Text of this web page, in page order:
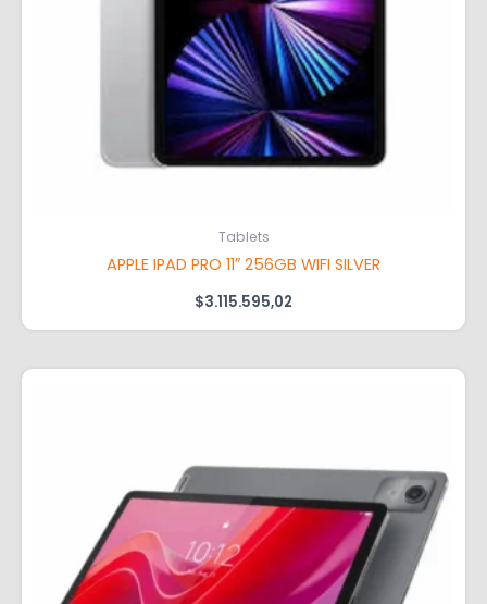
Tablets
APPLE IPAD PRO 11″ 256GB WIFI SILVER
$3.115.595,02